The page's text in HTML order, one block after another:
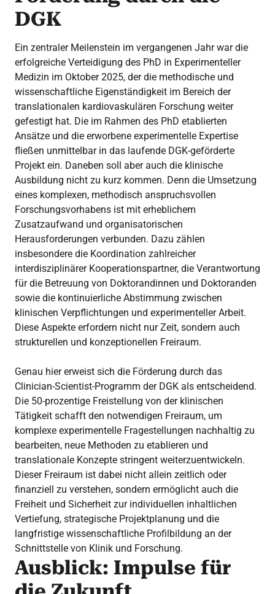
DGK
Ein zentraler Meilenstein im vergangenen Jahr war die
erfolgreiche Verteidigung des PhD in Experimenteller
Medizin im Oktober 2025, der die methodische und
wissenschaftliche Eigenständigkeit im Bereich der
translationalen kardiovaskulären Forschung weiter
gefestigt hat. Die im Rahmen des PhD etablierten
Ansätze und die erworbene experimentelle Expertise
fließen unmittelbar in das laufende DGK-geförderte
Projekt ein. Daneben soll aber auch die klinische
Ausbildung nicht zu kurz kommen. Denn die Umsetzung
eines komplexen, methodisch anspruchsvollen
Forschungsvorhabens ist mit erheblichem
Zusatzaufwand und organisatorischen
Herausforderungen verbunden. Dazu zählen
insbesondere die Koordination zahlreicher
interdisziplinärer Kooperationspartner, die Verantwortung
für die Betreuung von Doktorandinnen und Doktoranden
sowie die kontinuierliche Abstimmung zwischen
klinischen Verpflichtungen und experimenteller Arbeit.
Diese Aspekte erfordern nicht nur Zeit, sondern auch
strukturellen und konzeptionellen Freiraum.
Genau hier erweist sich die Förderung durch das
Clinician-Scientist-Programm der DGK als entscheidend.
Die 50-prozentige Freistellung von der klinischen
Tätigkeit schafft den notwendigen Freiraum, um
komplexe experimentelle Fragestellungen nachhaltig zu
bearbeiten, neue Methoden zu etablieren und
translationale Konzepte stringent weiterzuentwickeln.
Dieser Freiraum ist dabei nicht allein zeitlich oder
finanziell zu verstehen, sondern ermöglicht auch die
Freiheit und Sicherheit zur individuellen inhaltlichen
Vertiefung, strategische Projektplanung und die
langfristige wissenschaftliche Profilbildung an der
Schnittstelle von Klinik und Forschung.
Ausblick: Impulse für